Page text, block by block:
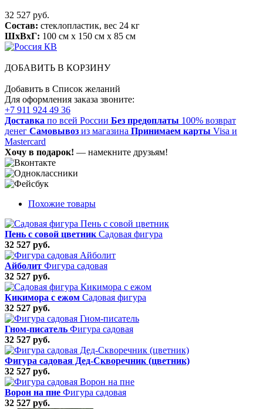
32 527 руб.
Состав: стеклопластик, вес 24 кг
ШхВхГ: 100 см x 150 см x 85 см
ДОБАВИТЬ В КОРЗИНУ
Добавить в Список желаний
Для оформления заказа звоните:
+7 911 924 49 36
Доставка по всей России Без предоплаты 100% возврат
денег Самовывоз из магазина Принимаем карты Visa и
Mastercard
Хочу в подарок! — намекните друзьям!
Похожие товары
Пень с совой цветник Садовая фигура
32 527 руб.
Айболит Фигура садовая
32 527 руб.
Кикимора с ежом Садовая фигура
32 527 руб.
Гном-писатель Фигура садовая
32 527 руб.
Фигура садовая Дед-Скворечник (цветник)
32 527 руб.
Ворон на пне Фигура садовая
32 527 руб.